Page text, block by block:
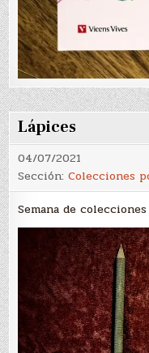
Lápices
04/07/2021
Sección:Colecciones
Semana de